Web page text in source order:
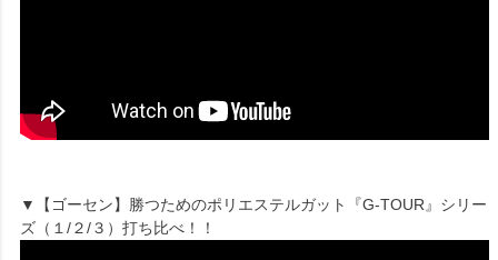
▼【ゴーセン】勝つためのポリエステルガット『G-TOUR』シリー
ズ（１/２/３）打ち比べ！！